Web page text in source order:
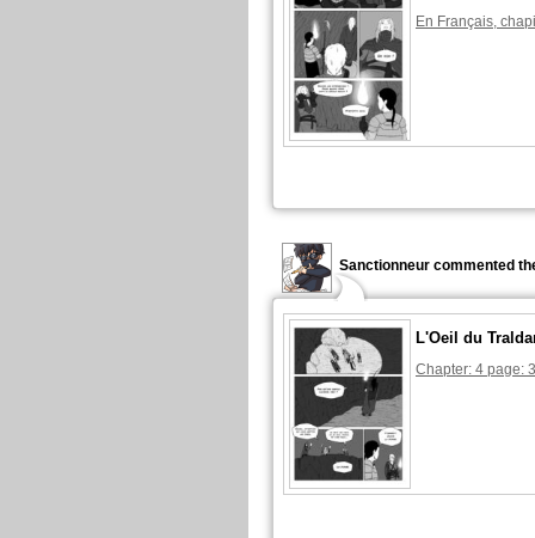
En Français,
Sanctionneur commented
L'Oeil du
Chapter: 4 page: